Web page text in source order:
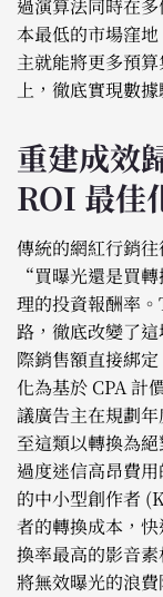
過演算法同時在
本最低的市場窪
主就能將更多預
上，徹底實現數
重建成效
ROI 最佳
傳統的網紅行銷
“買曝光還是買
理的投資報酬率
路，徹底改變了
際銷售額直接綁
化為基於 CPA 計
議廣告主在規劃
至這類以轉換為
過度迷信高昂費
的中小型創作者
者的轉換成本，
換率最高的影音
將無效曝光的浪費